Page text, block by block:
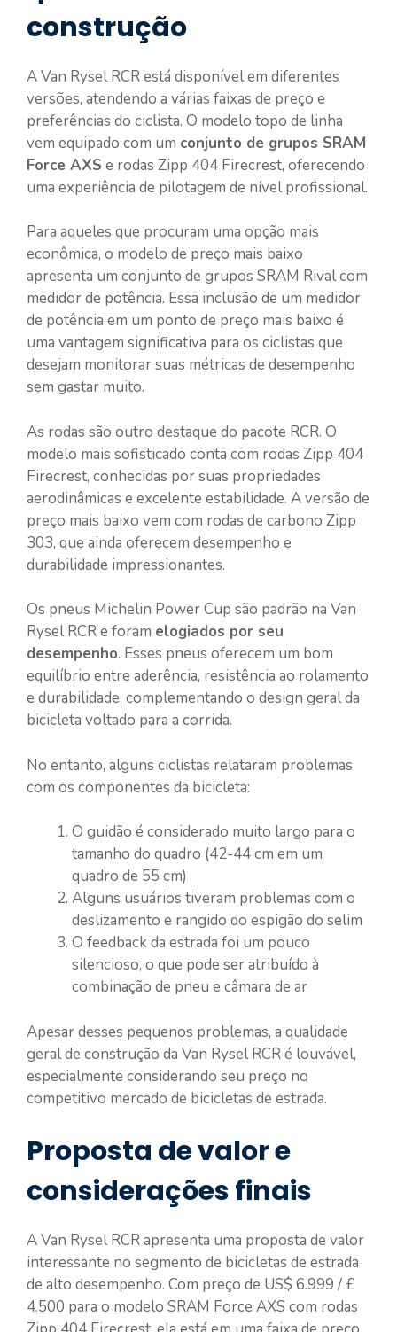
construção
A Van Rysel RCR está disponível em diferentes
versões, atendendo a várias faixas de preço e
preferências do ciclista. O modelo topo de linha
vem equipado com um conjunto de grupos SRAM
Force AXS e rodas Zipp 404 Firecrest, oferecendo
uma experiência de pilotagem de nível profissional.
Para aqueles que procuram uma opção mais
econômica, o modelo de preço mais baixo
apresenta um conjunto de grupos SRAM Rival com
medidor de potência. Essa inclusão de um medidor
de potência em um ponto de preço mais baixo é
uma vantagem significativa para os ciclistas que
desejam monitorar suas métricas de desempenho
sem gastar muito.
As rodas são outro destaque do pacote RCR. O
modelo mais sofisticado conta com rodas Zipp 404
Firecrest, conhecidas por suas propriedades
aerodinâmicas e excelente estabilidade. A versão de
preço mais baixo vem com rodas de carbono Zipp
303, que ainda oferecem desempenho e
durabilidade impressionantes.
Os pneus Michelin Power Cup são padrão na Van
Rysel RCR e foram elogiados por seu
desempenho. Esses pneus oferecem um bom
equilíbrio entre aderência, resistência ao rolamento
e durabilidade, complementando o design geral da
bicicleta voltado para a corrida.
No entanto, alguns ciclistas relataram problemas
com os componentes da bicicleta:
O guidão é considerado muito largo para o
tamanho do quadro (42-44 cm em um
quadro de 55 cm)
Alguns usuários tiveram problemas com o
deslizamento e rangido do espigão do selim
O feedback da estrada foi um pouco
silencioso, o que pode ser atribuído à
combinação de pneu e câmara de ar
Apesar desses pequenos problemas, a qualidade
geral de construção da Van Rysel RCR é louvável,
especialmente considerando seu preço no
competitivo mercado de bicicletas de estrada.
Proposta de valor e
considerações finais
A Van Rysel RCR apresenta uma proposta de valor
interessante no segmento de bicicletas de estrada
de alto desempenho. Com preço de US$ 6.999 / £
4.500 para o modelo SRAM Force AXS com rodas